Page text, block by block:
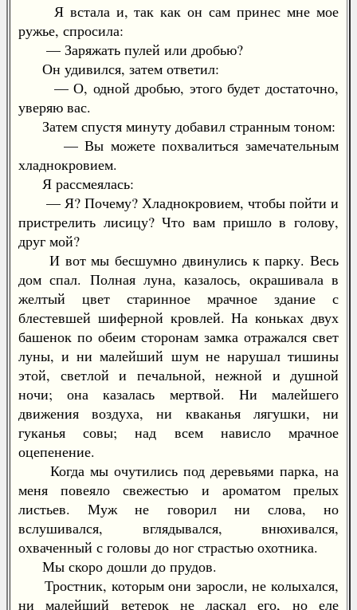
Я встала и, так как он сам принес мне мое
ружье, спросила:
— Заряжать пулей или дробью?
Он удивился, затем ответил:
— О, одной дробью, этого будет достаточно,
уверяю вас.
Затем спустя минуту добавил странным тоном:
— Вы можете похвалиться замечательным
хладнокровием.
Я рассмеялась:
— Я? Почему? Хладнокровием, чтобы пойти и
пристрелить лисицу? Что вам пришло в голову,
друг мой?
И вот мы бесшумно двинулись к парку. Весь
дом спал. Полная луна, казалось, окрашивала в
желтый цвет старинное мрачное здание с
блестевшей шиферной кровлей. На коньках двух
башенок по обеим сторонам замка отражался свет
луны, и ни малейший шум не нарушал тишины
этой, светлой и печальной, нежной и душной
ночи; она казалась мертвой. Ни малейшего
движения воздуха, ни кваканья лягушки, ни
гуканья совы; над всем нависло мрачное
оцепенение.
Когда мы очутились под деревьями парка, на
меня повеяло свежестью и ароматом прелых
листьев. Муж не говорил ни слова, но
вслушивался, вглядывался, внюхивался,
охваченный с головы до ног страстью охотника.
Мы скоро дошли до прудов.
Тростник, которым они заросли, не колыхался,
ни малейший ветерок не ласкал его, но еле